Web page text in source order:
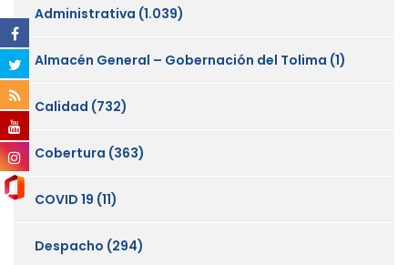
Administrativa (1.039)
Almacén General – Gobernación del Tolima (1)
Calidad (732)
Cobertura (363)
COVID 19 (11)
Despacho (294)